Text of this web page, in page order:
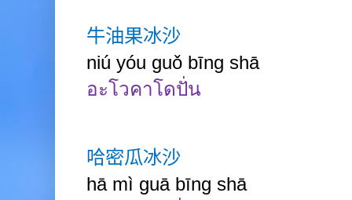
牛油果冰沙
niú yóu guǒ bīng shā
อะโวคาโดปั่น
哈密瓜冰沙
hā mì guā bīng shā